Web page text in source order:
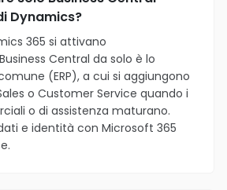
Dynamics?
365 si attivano
Central da solo è lo
(ERP), a cui si aggiungono
o Customer Service quando i
o di assistenza maturano.
e identità con Microsoft 365